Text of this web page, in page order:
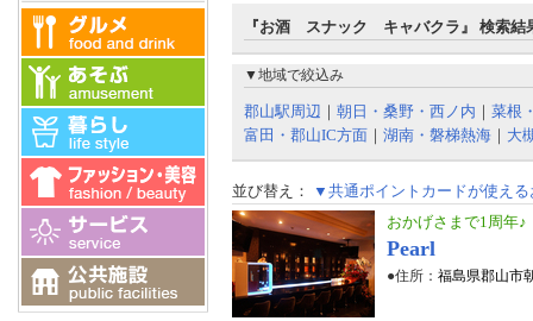
『お酒 スナック キャバクラ』 検索
▼地域で絞込み
郡山駅周辺 ｜ 朝日・桑野・西ノ内 ｜ 菜根
富田・郡山IC方面 ｜ 湖南・磐梯熱海 ｜ 大
並び替え：
▼共通ポイントカードが使える
おかげさまで1周年♪
Pearl
●住所： 福島県郡山市